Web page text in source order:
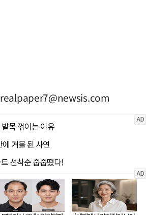
realpaper7@newsis.com